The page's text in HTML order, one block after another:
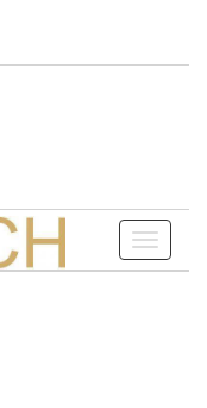
Toggle